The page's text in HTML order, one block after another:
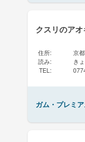
クスリのア
住所:
京
読み:
き
TEL :
ガム・プレミ